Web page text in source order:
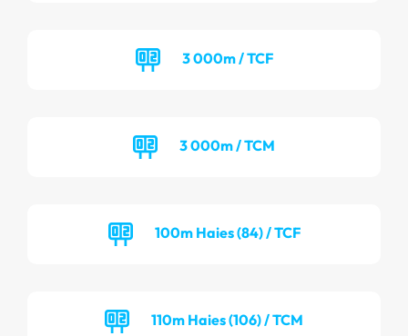
3 000m / TCF
3 000m / TCM
100m Haies (84) / TCF
110m Haies (106) / TCM